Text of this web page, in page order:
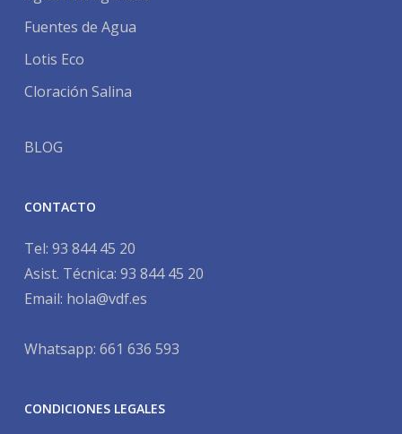
Fuentes de Agua
Lotis Eco
Cloración Salina
BLOG
CONTACTO
Tel: 93 844 45 20
Asist. Técnica: 93 844 45 20
Email: hola@vdf.es
Whatsapp: 661 636 593
CONDICIONES LEGALES